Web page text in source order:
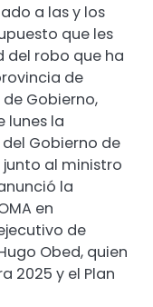
a las y los
que les
del robo que ha
de
Gobierno,
lunes la
Gobierno de
junto al ministro
la
en
de
Obed, quien
2025 y el Plan